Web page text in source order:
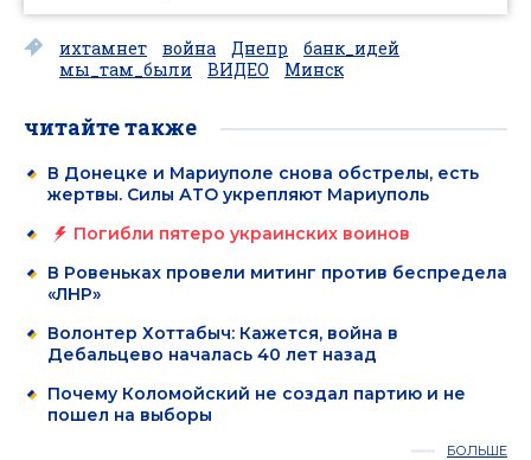
ихтамнет война Днепр
банк_идей
мы_там_были
ВИДЕО Минск
читайте также
В Донецке и Мариуполе снова обстрелы, есть
жертвы. Силы АТО укрепляют Мариуполь
Погибли пятеро украинских воинов
В Ровеньках провели митинг против беспредела
«ЛНР»
Волонтер Хоттабыч: Кажется, война в
Дебальцево началась 40 лет назад
Почему Коломойский не создал партию и не
пошел на выборы
БОЛЬШЕ